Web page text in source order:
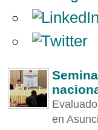
en